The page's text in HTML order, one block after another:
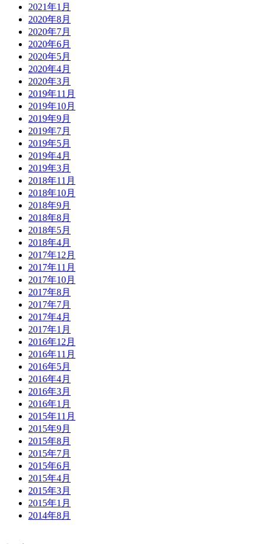
2021年1月
2020年8月
2020年7月
2020年6月
2020年5月
2020年4月
2020年3月
2019年11月
2019年10月
2019年9月
2019年7月
2019年5月
2019年4月
2019年3月
2018年11月
2018年10月
2018年9月
2018年8月
2018年5月
2018年4月
2017年12月
2017年11月
2017年10月
2017年8月
2017年7月
2017年4月
2017年1月
2016年12月
2016年11月
2016年5月
2016年4月
2016年3月
2016年1月
2015年11月
2015年9月
2015年8月
2015年7月
2015年6月
2015年4月
2015年3月
2015年1月
2014年8月